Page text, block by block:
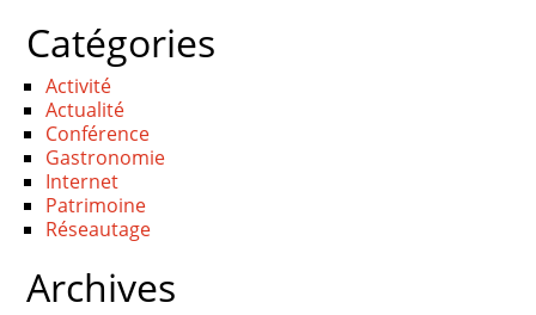
Catégories
Activité
Actualité
Conférence
Gastronomie
Internet
Patrimoine
Réseautage
Archives